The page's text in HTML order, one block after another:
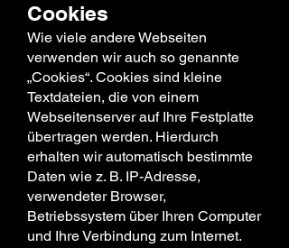
Cookies
Wie viele andere Webseiten
verwenden wir auch so genannte
„Cookies“. Cookies sind kleine
Textdateien, die von einem
Webseitenserver auf Ihre Festplatte
übertragen werden. Hierdurch
erhalten wir automatisch bestimmte
Daten wie z. B. IP-Adresse,
verwendeter Browser,
Betriebssystem über Ihren Computer
und Ihre Verbindung zum Internet.